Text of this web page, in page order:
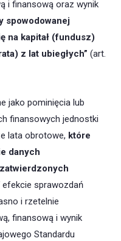
i finansową oraz wynik
spowodowanej
na kapitał (fundusz)
z lat ubiegłych” (art.
jako pominięcia lub
finansowych jednostki
lata obrotowe, które
danych
efekcie sprawozdań
i rzetelnie
finansową i wynik
Standardu